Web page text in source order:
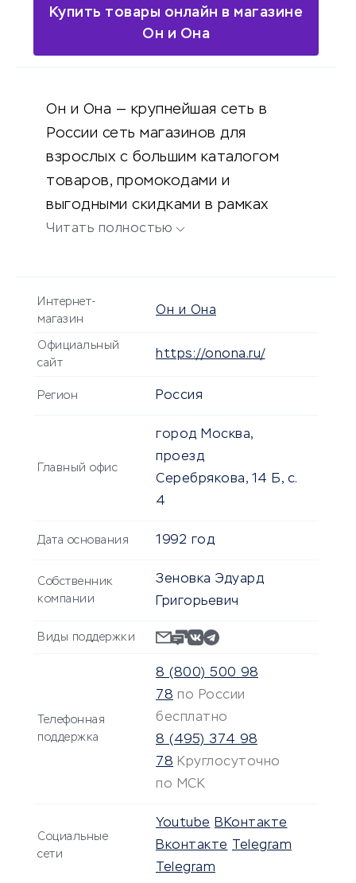
Купить товары онлайн в магазине
Он и Она
Он и Она — крупнейшая сеть в
России сеть магазинов для
взрослых с большим каталогом
товаров, промокодами и
выгодными скидками в рамках
распродаж и акций.
Читать полностью
Интернет-
магазин
Он и Она
Официальный
сайт
https://onona.ru/
Регион Россия
Главный офис
город Москва,
проезд
Серебрякова, 14 Б, с.
4
Дата основания 1992 год
Собственник
компании
Зеновка Эдуард
Григорьевич
Виды поддержки
Телефонная
поддержка
8 (800) 500 98
78 по России
бесплатно
8 (495) 374 98
78 Круглосуточно
по МСК
Социальные
сети
Youtube ВКонтакте
Вконтакте
Telegram
Telegram